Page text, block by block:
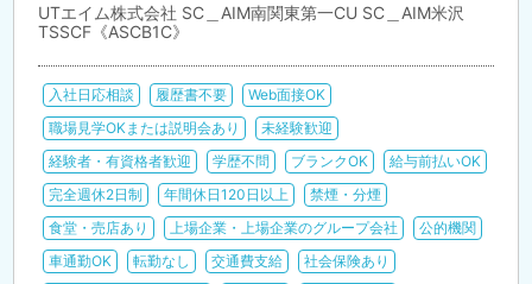
UTエイム株式会社 SC＿AIM南関東第一CU SC＿AIM米沢
TSSCF《ASCB1C》
入社日応相談 履歴書不要
Web面接OK
職場見学OKまたは説明会あり
未経験歓迎
経験者・有資格者歓迎
学歴不問 ブランクOK
給与前払いOK
完全週休2日制
年間休日120日以上
禁煙・分煙
食堂・売店あり
上場企業・上場企業のグループ会社
公的機関
車通勤OK
転勤なし 交通費支給
社会保険あり